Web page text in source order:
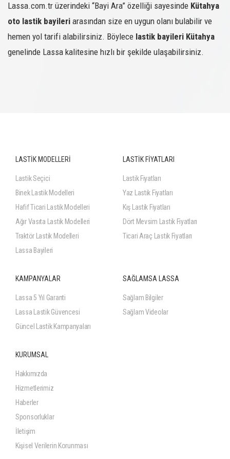
Lassa.com.tr üzerindeki “Bayi Ara” özelliği sayesinde Kütahya
oto lastik bayileri arasından size en uygun olanı bulabilir ve
hemen yol tarifi alabilirsiniz. Böylece lastik bayileri Kütahya
genelinde Lassa kalitesine hızlı bir şekilde ulaşabilirsiniz.
LASTİK MODELLERİ
Lastik Seçici
Binek Lastik Modelleri
Hafif Ticari Lastik Modelleri
Ağır Vasıta Lastik Modelleri
Traktör Lastik Modelleri
Lassa Bayileri
LASTİK FİYATLARI
Lastik Fiyatları
Yaz Lastik Fiyatları
Kış Lastik Fiyatları
Dört Mevsim Lastik Fiyatları
Ticari Araç Lastik Fiyatları
KAMPANYALAR
Lassa 5 Yıl Garanti
Lassa Lastik Güvencesi
Güncel Lastik Kampanyaları
SAĞLAMSA LASSA
Sağlam Bilgiler
Sağlam Videolar
KURUMSAL
Hakkımızda
Hizmetlerimiz
Haberler
Sponsorluklar
İletişim
Kişisel Verilerin Korunması